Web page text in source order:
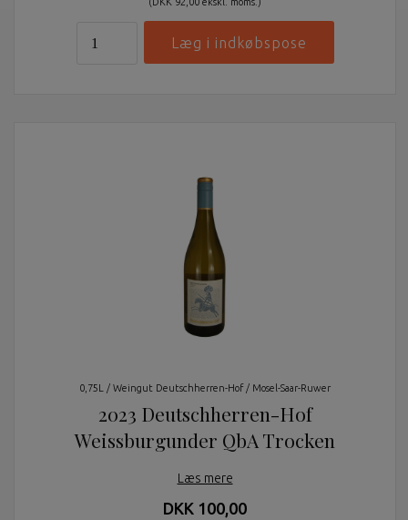
0,75L / Weingut Deutschherren-Hof / Mosel-Saar-Ruwer
2023 Deutschherren-Hof
Weissburgunder QbA Trocken
Læs mere
DKK 100,00